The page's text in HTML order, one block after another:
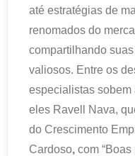
até estratégias de
renomados do
compartilhando
valiosos. Entre os
especialistas sobem
eles Ravell Nava,
do Crescimento
Cardoso, com